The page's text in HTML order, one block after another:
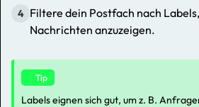
4 Filtere dein Postfach nach
Nachrichten anzuzeigen.
Tip
Labels eignen sich gut, um z. B.